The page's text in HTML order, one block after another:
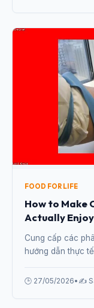
FOOD FOR LIFE
How to Make
Actually Enjoy
Cung cấp các
hướng dẫn thực
🕒 27/05/2026• ✍️